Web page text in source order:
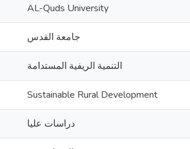
AL-Quds University
جامعة القدس
التنمية الريفية المستدامة
Sustainable Rural Development
دراسات عليا